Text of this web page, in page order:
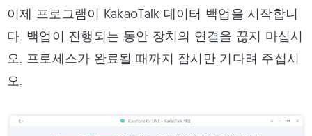
이제 프로그램이 KakaoTalk 데이터 백업을 시작합니
다. 백업이 진행되는 동안 장치의 연결을 끊지 마십시
오. 프로세스가 완료될 때까지 잠시만 기다려 주십시
오.